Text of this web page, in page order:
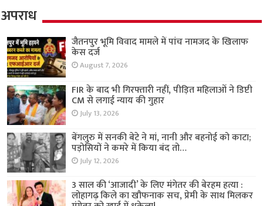
अपराध
जैतनपुर भूमि विवाद मामले में पांच नामजद के खिलाफ
केस दर्ज
August 7, 2026
FIR के बाद भी गिरफ्तारी नहीं, पीड़ित महिलाओं ने डिप्टी
CM से लगाई न्याय की गुहार
July 13, 2026
बेंगलुरु में सनकी बेटे ने मां, नानी और बहनोई को काटा;
पड़ोसियों ने कमरे में किया बंद तो…
July 12, 2026
3 साल की ‘आजादी’ के लिए मंगेतर की बेरहम हत्या :
लोहागढ़ किले का खौफनाक सच, प्रेमी के साथ मिलकर